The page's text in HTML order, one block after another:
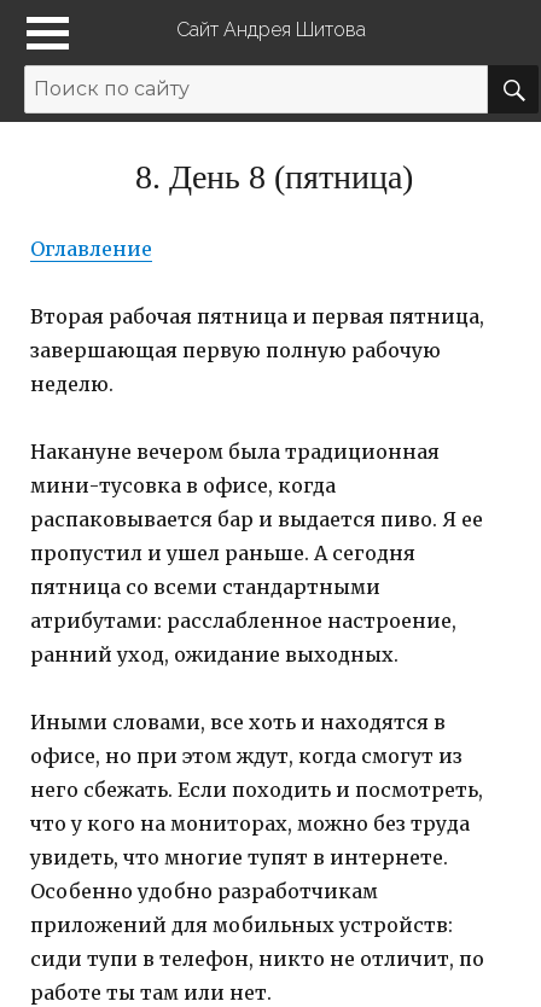
Сайт Андрея Шитова
8. День 8 (пятница)
Оглавление
Вторая рабочая пятница и первая пятница,
завершающая первую полную рабочую
неделю.
Накануне вечером была традиционная
мини-тусовка в офисе, когда
распаковывается бар и выдается пиво. Я ее
пропустил и ушел раньше. А сегодня
пятница со всеми стандартными
атрибутами: расслабленное настроение,
ранний уход, ожидание выходных.
Иными словами, все хоть и находятся в
офисе, но при этом ждут, когда смогут из
него сбежать. Если походить и посмотреть,
что у кого на мониторах, можно без труда
увидеть, что многие тупят в интернете.
Особенно удобно разработчикам
приложений для мобильных устройств:
сиди тупи в телефон, никто не отличит, по
работе ты там или нет.